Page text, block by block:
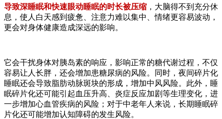
导致深睡眠和快速眼动睡眠的时长被压缩 ，大脑得不到充分休
息，使人白天感到疲惫、注意力难以集中、情绪更容易波动，
更会对身体健康造成深远的影响。
它会干扰身体对胰岛素的响应，影响正常的糖代谢过程，不仅
容易让人长胖，还会增加患糖尿病的风险。同时，夜间碎片化
睡眠还会导致脂肪动脉斑块的形成，增加中风风险。此外，睡
眠碎片化还可能引起血压升高、炎症反应加剧等生理变化，进
一步增加心血管疾病的风险；对于中老年人来说，长期睡眠碎
片化还可能增加认知障碍的发生风险。